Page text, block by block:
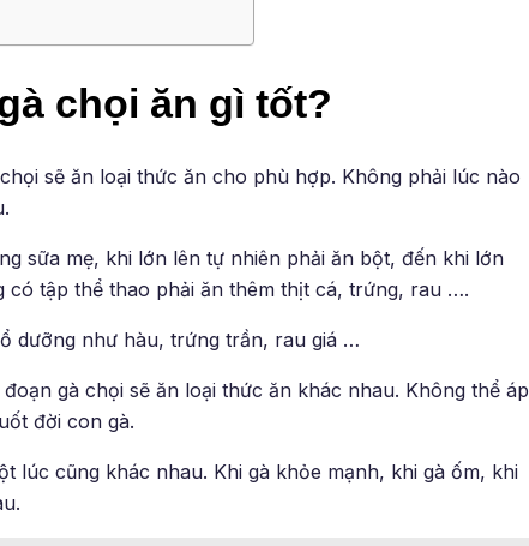
chọi ăn gì tốt?
sẽ ăn loại thức ăn cho phù hợp. Không phải lúc nào
sữa mẹ, khi lớn lên tự nhiên phải ăn bột, đến khi lớn
có tập thể thao phải ăn thêm thịt cá, trứng, rau ….
dưỡng như hàu, trứng trần, rau giá …
gà chọi sẽ ăn loại thức ăn khác nhau. Không thể áp
đời con gà.
lúc cũng khác nhau. Khi gà khỏe mạnh, khi gà ốm, khi